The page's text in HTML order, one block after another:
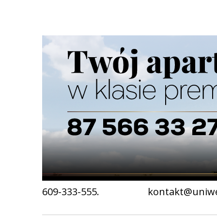
Ścieżka
nawigacyjna
Strona główna
Szkolenia BHP i instruktaże
Zapraszamy na szkolenia BHP. Prowadzimy
Informacje oraz zapisy telefonicznie: 609-333-
Telefon
609-333-555.
Email